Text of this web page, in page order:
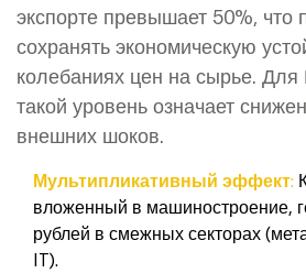
экспорте превышает 50%, что
сохранять экономическую
колебаниях цен на сырье.
такой уровень означает
внешних шоков.
Мультипликативный эффект:
вложенный в машиностроение,
рублей в смежных секторах
IT).